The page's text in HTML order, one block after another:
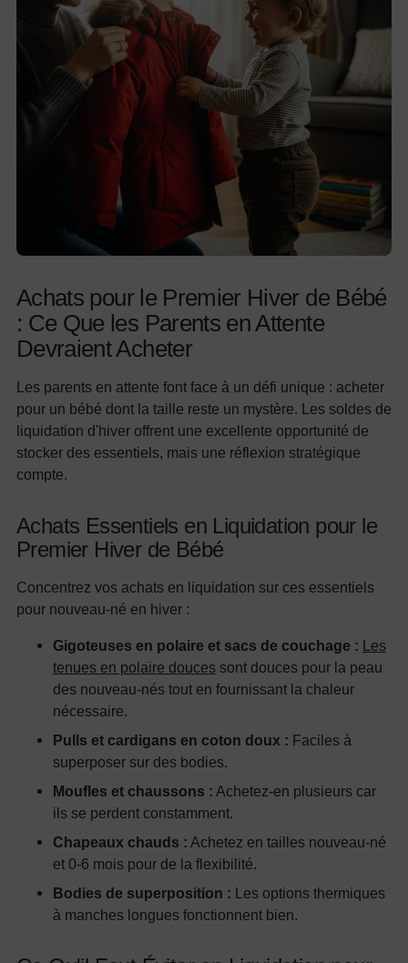
Achats pour le Premier Hiver de Bébé
: Ce Que les Parents en Attente
Devraient Acheter
Les parents en attente font face à un défi unique : acheter
pour un bébé dont la taille reste un mystère. Les soldes de
liquidation d'hiver offrent une excellente opportunité de
stocker des essentiels, mais une réflexion stratégique
compte.
Achats Essentiels en Liquidation pour le
Premier Hiver de Bébé
Concentrez vos achats en liquidation sur ces essentiels
pour nouveau-né en hiver :
Gigoteuses en polaire et sacs de couchage : Les
tenues en polaire douces sont douces pour la peau
des nouveau-nés tout en fournissant la chaleur
nécessaire.
Pulls et cardigans en coton doux : Faciles à
superposer sur des bodies.
Moufles et chaussons : Achetez-en plusieurs car
ils se perdent constamment.
Chapeaux chauds : Achetez en tailles nouveau-né
et 0-6 mois pour de la flexibilité.
Bodies de superposition : Les options thermiques
à manches longues fonctionnent bien.